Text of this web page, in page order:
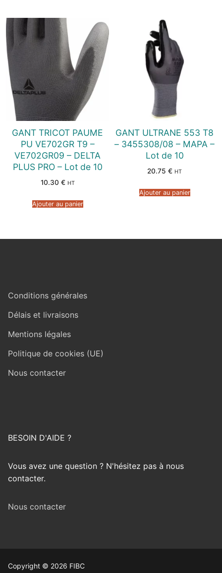
GANT TRICOT PAUME
PU VE702GR T9 –
VE702GR09 – DELTA
PLUS PRO – Lot de 10
10.30 € HT
Ajouter au panier
GANT ULTRANE 553 T8
– 3455308/08 – MAPA –
Lot de 10
20.75 € HT
Ajouter au panier
Conditions générales
Délais et livraisons
Mentions légales
Politique de cookies (UE)
Nous contacter
BESOIN D'AIDE ?
Vous avez une question ? N'hésitez pas à nous
contacter.
Nous contacter
Copyright © 2026 FIBC